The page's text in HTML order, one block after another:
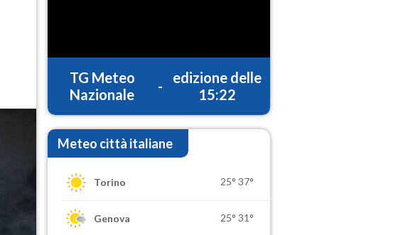
TG Meteo
Nazionale
-
edizione delle
15:22
Meteo città italiane
Torino 25° 37°
Genova 25° 31°